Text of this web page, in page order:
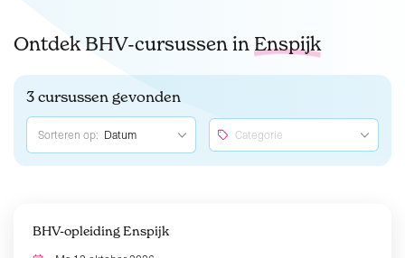
Ontdek BHV-cursussen in Enspijk
3 cursussen gevonden
Sorteren op:
BHV-opleiding Enspijk